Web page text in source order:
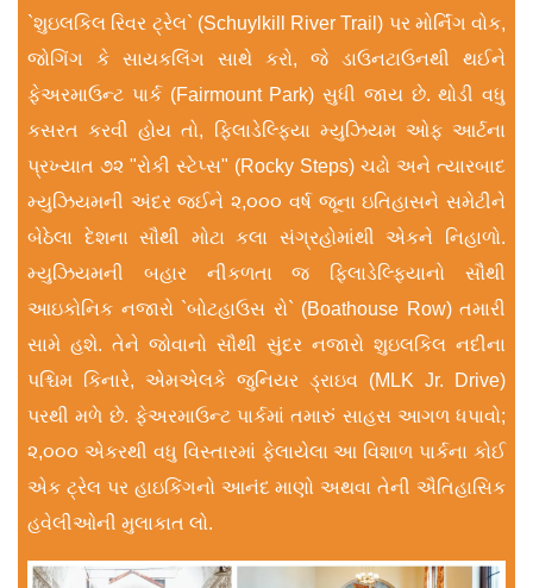
`શુઇલકિલ રિવર ટ્રેલ` (Schuylkill River Trail) પર મોર્નિંગ વોક,
જોગિંગ કે સાયકલિંગ સાથે કરો, જે ડાઉનટાઉનથી થઈને
ફેઅરમાઉન્ટ પાર્ક (Fairmount Park) સુધી જાય છે. થોડી વધુ
કસરત કરવી હોય તો, ફિલાડેલ્ફિયા મ્યુઝિયમ ઓફ આર્ટના
પ્રખ્યાત ૭૨ "રોકી સ્ટેપ્સ" (Rocky Steps) ચઢો અને ત્યારબાદ
મ્યુઝિયમની અંદર જઈને ૨,૦૦૦ વર્ષ જૂના ઇતિહાસને સમેટીને
બેઠેલા દેશના સૌથી મોટા કલા સંગ્રહોમાંથી એકને નિહાળો.
મ્યુઝિયમની બહાર નીકળતા જ ફિલાડેલ્ફિયાનો સૌથી
આઇકોનિક નજારો `બોટહાઉસ રો` (Boathouse Row) તમારી
સામે હશે. તેને જોવાનો સૌથી સુંદર નજારો શુઇલકિલ નદીના
પશ્ચિમ કિનારે, એમએલકે જુનિયર ડ્રાઇવ (MLK Jr. Drive)
પરથી મળે છે. ફેઅરમાઉન્ટ પાર્કમાં તમારું સાહસ આગળ ધપાવો;
૨,૦૦૦ એકરથી વધુ વિસ્તારમાં ફેલાયેલા આ વિશાળ પાર્કના કોઈ
એક ટ્રેલ પર હાઇકિંગનો આનંદ માણો અથવા તેની ઐતિહાસિક
હવેલીઓની મુલાકાત લો.